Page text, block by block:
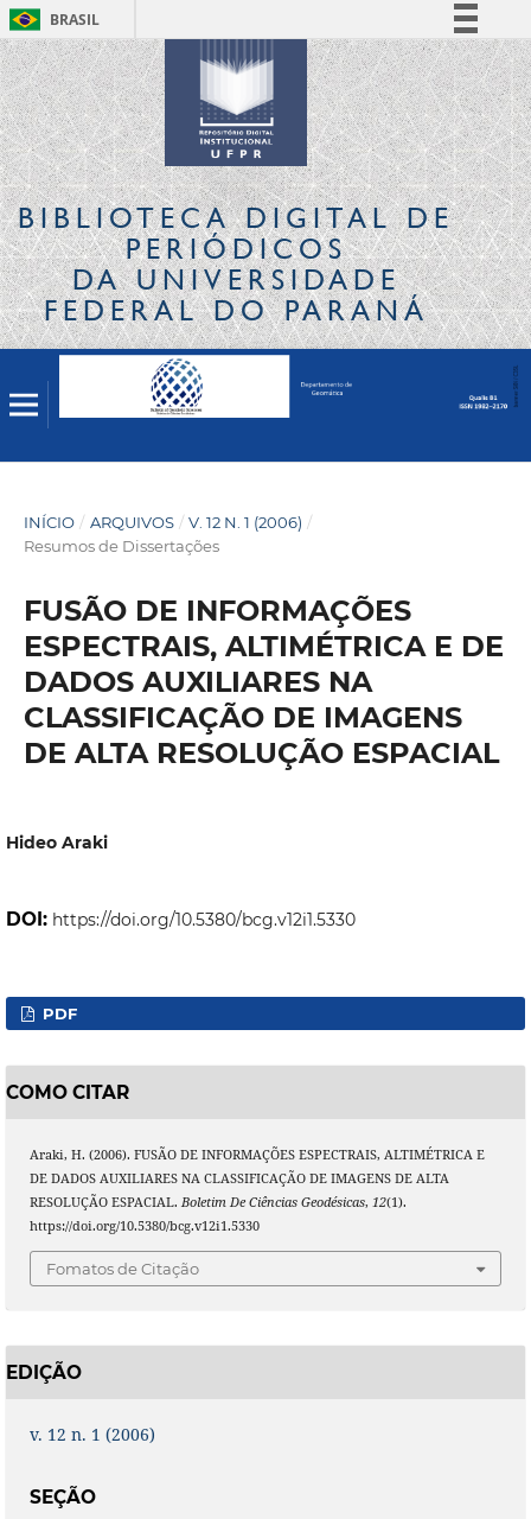
BRASIL
Simplifique!
Comunica BR
Participe
Acesso à informação
Legislação
Canais
BIBLIOTECA DIGITALDE
PERIÓDICOS
DA UNIVERSIDADE
FEDERAL DO PARANÁ
INÍCIO / ARQUIVOS / V. 12 N. 1 (2006) /
Resumos de Dissertações
FUSÃO DE INFORMAÇÕES
ESPECTRAIS, ALTIMÉTRICA E DE
DADOS AUXILIARES NA
CLASSIFICAÇÃO DE IMAGENS
DE ALTA RESOLUÇÃO ESPACIAL
Hideo Araki
DOI: https://doi.org/10.5380/bcg.v12i1.5330
PDF
COMO CITAR
Araki, H. (2006). FUSÃO DE INFORMAÇÕES ESPECTRAIS, ALTIMÉTRICA E
DE DADOS AUXILIARES NA CLASSIFICAÇÃO DE IMAGENS DE ALTA
RESOLUÇÃO ESPACIAL. Boletim De Ciências Geodésicas, 12(1).
https://doi.org/10.5380/bcg.v12i1.5330
Fomatos de Citação
EDIÇÃO
v. 12 n. 1 (2006)
SEÇÃO